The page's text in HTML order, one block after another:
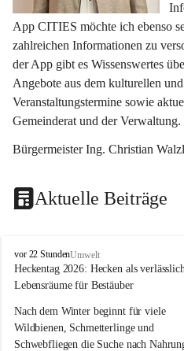
App CITIES möchte ich ebenso
zahlreichen Informationen zu
der App gibt es Wissenswertes
Angebote aus dem kulturellen
Veranstaltungstermine sowie
Gemeinderat und der Verwaltung.
Bürgermeister Ing. Christian Walzl
Aktuelle Beiträge
S
t
ö
s
i
n
vor 22 StundenUmwelt
Heckentag 2026: Hecken als
Lebensräume für Bestäuber
Nach dem Winter beginnt für viele
Wildbienen, Schmetterlinge und
Schwebfliegen die Suche nach